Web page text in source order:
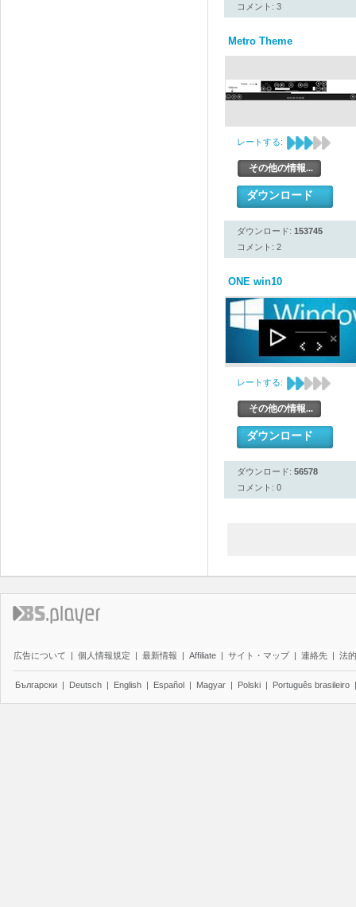
コメント: 3
Metro Theme
レートする:
その他の情報...
ダウンロード
ダウンロード: 153745
コメント: 2
ONE win10
レートする:
その他の情報...
ダウンロード
ダウンロード: 56578
コメント: 0
広告について | 個人情報規定 | 最新情報 | Affiliate | サイト・マップ | 連絡先 | 法
Български | Deutsch | English | Español | Magyar | Polski | Português brasileiro